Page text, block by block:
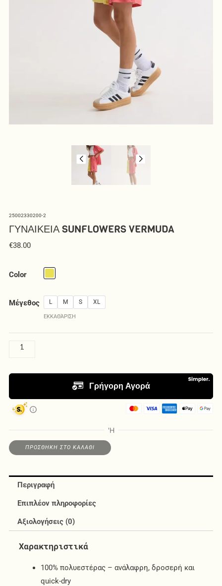
25002330200-2
ΓΥΝΑΙΚΕΊΑ SUNFLOWERS VERMUDA
€38.00
Color
Μέγεθος L M S XL
ΕΚΚΑΘΆΡΙΣΗ
Sunflowers
ποσότητα
ΠΡΟΣΘΉΚΗ ΣΤΟ ΚΑΛΆΘΙ
Περιγραφή
Επιπλέον πληροφορίες
Αξιολογήσεις (0)
Χαρακτηριστικά
100% πολυεστέρας – ανάλαφρη, δροσερή και
quick-dry